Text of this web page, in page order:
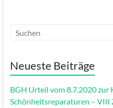
Neueste Beiträge
BGH Urteil vom 8.7.2020 zur
Schönheitsreparaturen – VIII